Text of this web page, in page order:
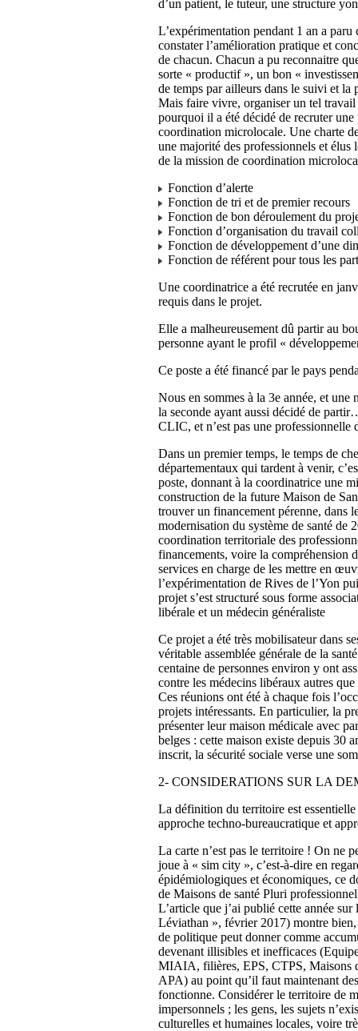
d’un patient, le tuteur, une structure
L’expérimentation pendant 1 an a
constater l’amélioration pratique et
de chacun. Chacun a pu reconnaitre
sorte « productif », un bon «
de temps par ailleurs dans le suivi et la
Mais faire vivre, organiser un tel travail
pourquoi il a été décidé de recruter
coordination microlocale. Une charte
une majorité des professionnels et
de la mission de coordination
Fonction d’alerte
Fonction de tri et de premier recours
Fonction de bon déroulement du
Fonction d’organisation du travail
Fonction de développement d’une
Fonction de référent pour tous les
Une coordinatrice a été recrutée en
requis dans le projet.
Elle a malheureusement dû partir au
personne ayant le profil «
Ce poste a été financé par le pays
Nous en sommes à la 3e année, et
la seconde ayant aussi décidé de
CLIC, et n’est pas une professionnelle
Dans un premier temps, le temps de
départementaux qui tardent à venir,
poste, donnant à la coordinatrice une
construction de la future Maison de
trouver un financement pérenne, dans
modernisation du système de santé de
coordination territoriale des
financements, voire la compréhension
services en charge de les mettre en
l’expérimentation de Rives de l’Yon
projet s’est structuré sous forme
libérale et un médecin généraliste
Ce projet a été très mobilisateur dans
véritable assemblée générale de la
centaine de personnes environ y ont
contre les médecins libéraux autres
Ces réunions ont été à chaque fois
projets intéressants. En particulier, la
présenter leur maison médicale avec
belges : cette maison existe depuis 30
inscrit, la sécurité sociale verse une
2- CONSIDERATIONS SUR LA
La définition du territoire est
approche techno-bureaucratique et
La carte n’est pas le territoire ! On ne
joue à « sim city », c’est-à-dire en
épidémiologiques et économiques, ce
de Maisons de santé Pluri
L’article que j’ai publié cette année
Léviathan », février 2017) montre
de politique peut donner comme
devenant illisibles et inefficaces
MIAIA, filières, EPS, CTPS, Maisons
APA) au point qu’il faut maintenant
fonctionne. Considérer le territoire de
impersonnels ; les gens, les sujets
culturelles et humaines locales, voire